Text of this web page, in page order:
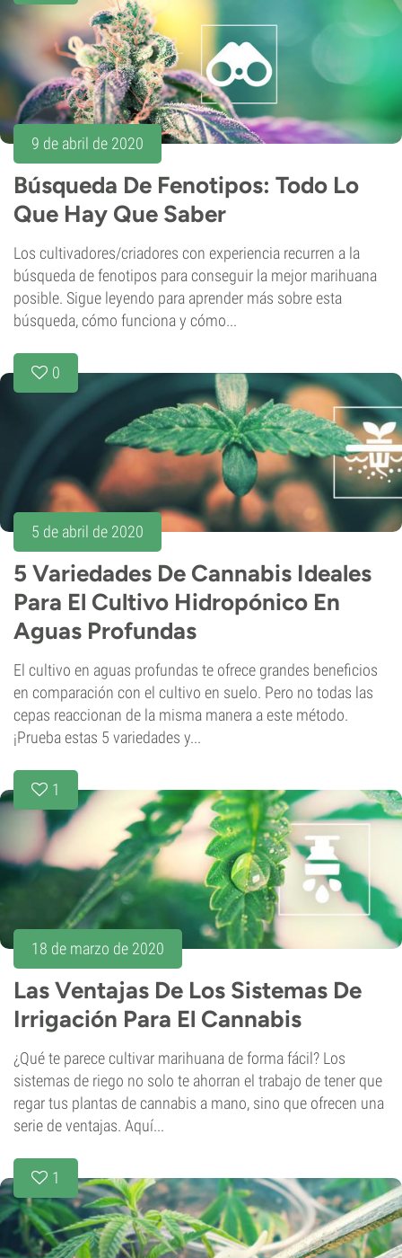
9 de abril de 2020
Búsqueda De Fenotipos: Todo Lo
Que Hay Que Saber
Los cultivadores/criadores con experiencia recurren a la
búsqueda de fenotipos para conseguir la mejor marihuana
posible. Sigue leyendo para aprender más sobre esta
búsqueda, cómo funciona y cómo...
0
5 de abril de 2020
5 Variedades De Cannabis Ideales
Para El Cultivo Hidropónico En
Aguas Profundas
El cultivo en aguas profundas te ofrece grandes beneficios
en comparación con el cultivo en suelo. Pero no todas las
cepas reaccionan de la misma manera a este método.
¡Prueba estas 5 variedades y...
1
18 de marzo de 2020
Las Ventajas De Los Sistemas De
Irrigación Para El Cannabis
¿Qué te parece cultivar marihuana de forma fácil? Los
sistemas de riego no solo te ahorran el trabajo de tener que
regar tus plantas de cannabis a mano, sino que ofrecen una
serie de ventajas. Aquí...
1